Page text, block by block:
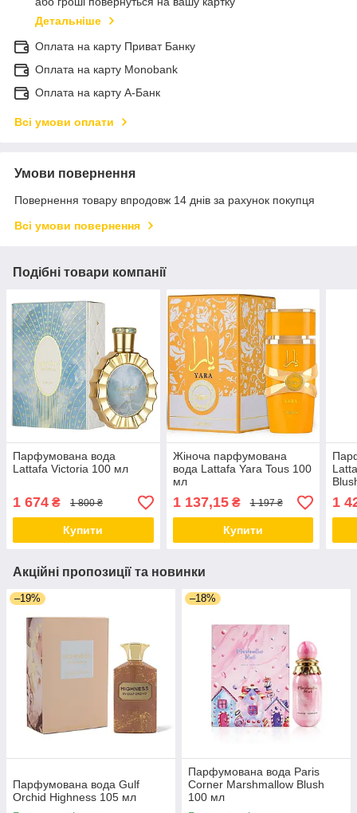
Детальніше
Оплата на карту Приват Банку
Оплата на карту Monobank
Оплата на карту А-Банк
Всі умови оплати
Умови повернення
Повернення товару впродовж 14 днів за рахунок покупця
Всі умови повернення
Подібні товари компанії
Парфумована вода
Lattafa Victoria 100 мл
1 674 ₴ 1 800 ₴
Купити
Жіноча парфумована
вода Lattafa Yara Tous 100
мл
1 137,15₴ 1 197 ₴
Купити
1
Акційні пропозиції та новинки
–19%
Парфумована вода Gulf
Orchid Highness 105 мл
–18%
Парфумована вода Paris
Corner Marshmallow Blush
100 мл